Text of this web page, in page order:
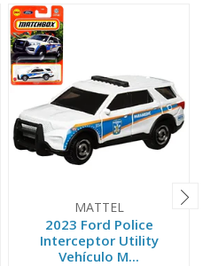
MATTEL
2023 Ford Police
Interceptor Utility
Vehículo M...